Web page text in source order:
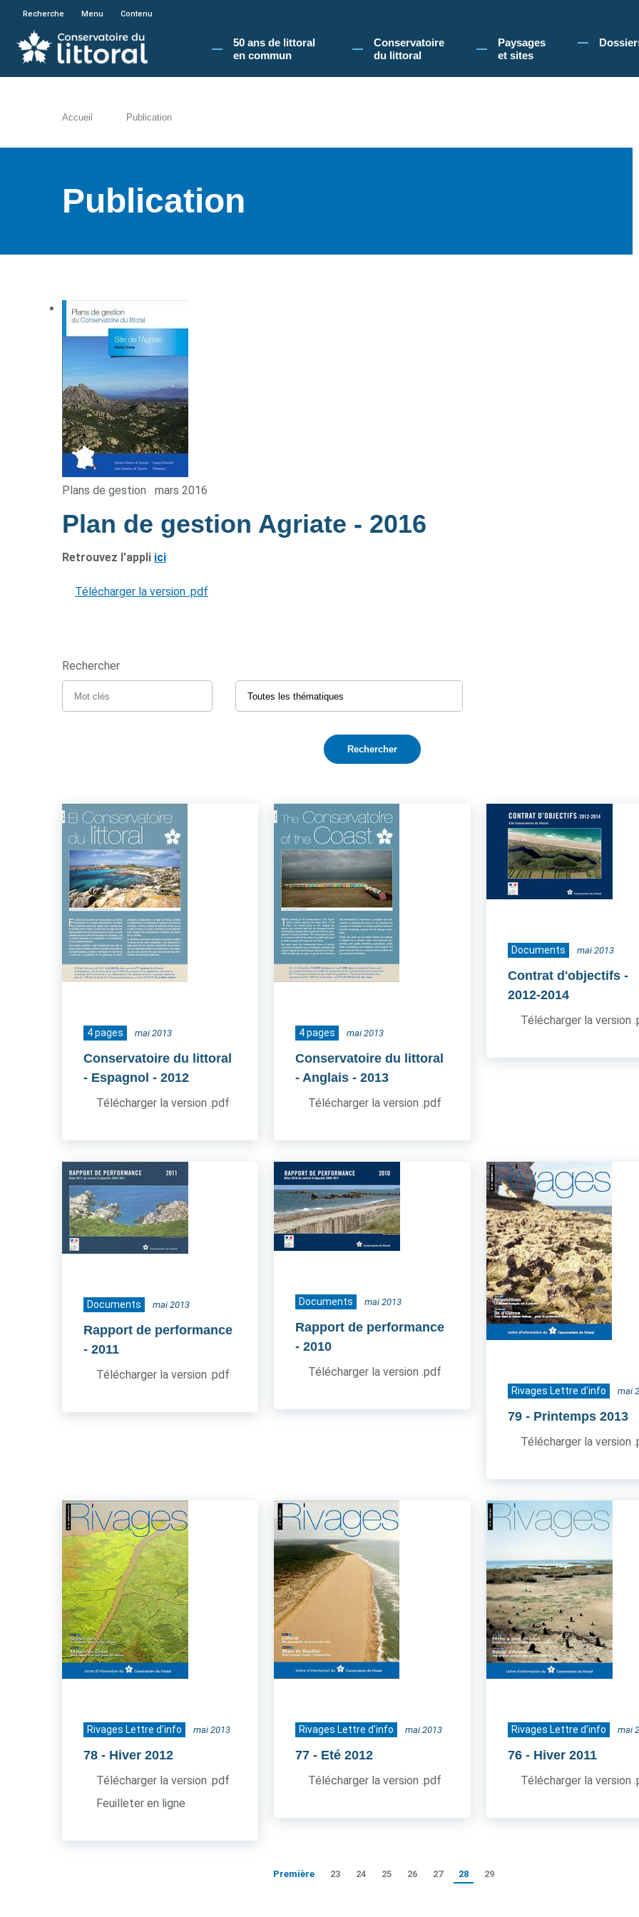
En poursuivant votre navigation sur le site du Conservatoire du littoral, vous acceptez l'utilisation de cookies pour vous
Recherche Menu Contenu
50 ans de littoral
en commun​
Conservatoire
du littoral
Paysages
et sites
Accueil Publication
Publication
Plans de gestion mars 2016
Plan de gestion Agriate - 2016
Retrouvez l'appli ici
Télécharger la version .pdf
Rechercher
4 pages mai 2013
Conservatoire du littoral
- Espagnol - 2012
Télécharger la version .pdf
4 pages mai 2013
Conservatoire du littoral
- Anglais - 2013
Télécharger la version .pdf
Documents mai 2013
Contrat d'objectifs -
2012-2014
Télécharger la version
Documents mai 2013
Rapport de performance
- 2011
Télécharger la version .pdf
Documents mai 2013
Rapport de performance
- 2010
Télécharger la version .pdf
Rivages Lettre d'info mai
79 - Printemps 2013
Télécharger la version
Rivages Lettre d'info mai 2013
78 - Hiver 2012
Télécharger la version .pdf
Feuilleter en ligne
Rivages Lettre d'info mai 2013
77 - Eté 2012
Télécharger la version .pdf
Rivages Lettre d'info mai
76 - Hiver 2011
Télécharger la version
Première 23 24 25 26 27 28 29